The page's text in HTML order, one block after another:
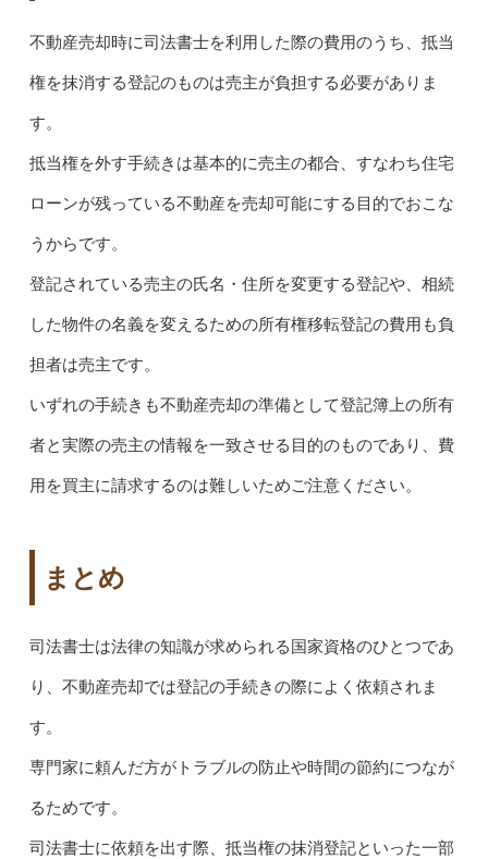
不動産売却時に司法書士を利用した際の費用のうち、抵当
権を抹消する登記のものは売主が負担する必要がありま
す。
抵当権を外す手続きは基本的に売主の都合、すなわち住宅
ローンが残っている不動産を売却可能にする目的でおこな
うからです。
登記されている売主の氏名・住所を変更する登記や、相続
した物件の名義を変えるための所有権移転登記の費用も負
担者は売主です。
いずれの手続きも不動産売却の準備として登記簿上の所有
者と実際の売主の情報を一致させる目的のものであり、費
用を買主に請求するのは難しいためご注意ください。
まとめ
司法書士は法律の知識が求められる国家資格のひとつであ
り、不動産売却では登記の手続きの際によく依頼されま
す。
専門家に頼んだ方がトラブルの防止や時間の節約につなが
るためです。
司法書士に依頼を出す際、抵当権の抹消登記といった一部